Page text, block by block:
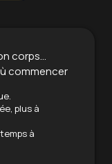
corps…
commencer
plus à
à